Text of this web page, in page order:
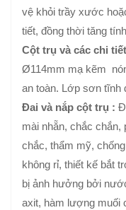
vệ khỏi trầy xước
tiết, đồng thời tăng
Cột trụ và các chi
Ø114mm mạ kẽm
an toàn. Lớp sơn tĩnh
Đai và nắp cột trụ :
mài nhẵn, chắc chắn,
chắc, thẩm mỹ,
không rỉ, thiết kế bắt
bị ảnh hưởng bởi
axit, hàm lượng muối